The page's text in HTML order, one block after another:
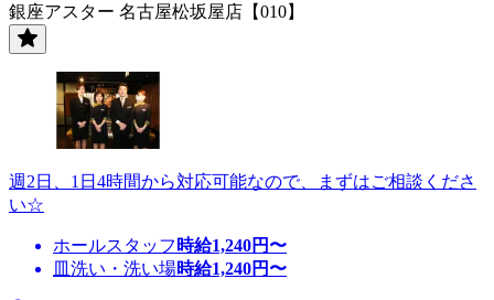
銀座アスター 名古屋松坂屋店【010】
週2日、1日4時間から対応可能なので、まずはご相談くださ
い☆
ホールスタッフ 時給1,240円〜
皿洗い・洗い場時給1,240円〜